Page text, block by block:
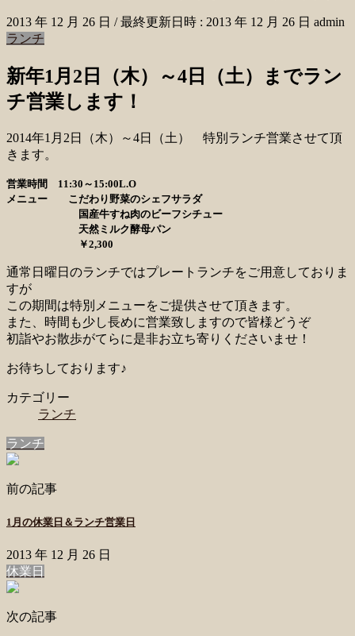
2013 年 12 月 26 日 / 最終更新日時 : 2013 年 12 月 26 日 admin
ランチ
新年1月2日（木）～4日（土）までラン
チ営業します！
2014年1月2日（木）～4日（土） 特別ランチ営業させて頂
きます。
営業時間 11:30～15:00L.O
メニュー こだわり野菜のシェフサラダ
国産牛すね肉のビーフシチュー
天然ミルク酵母パン
￥2,300
通常日曜日のランチではプレートランチをご用意しておりま
すが
この期間は特別メニューをご提供させて頂きます。
また、時間も少し長めに営業致しますので皆様どうぞ
初詣やお散歩がてらに是非お立ち寄りくださいませ！
お待ちしております♪
カテゴリー
ランチ
ランチ
前の記事
1月の休業日＆ランチ営業日
2013 年 12 月 26 日
休業日
次の記事